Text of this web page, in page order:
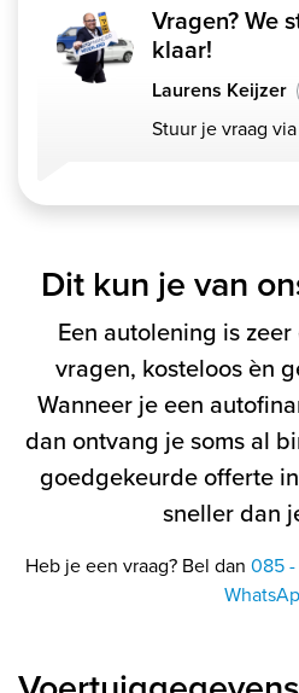
Vragen? We
klaar!
Laurens Keijzer
Stuur je vraag via
Dit kun je van
Een autolening is
vragen, kosteloos èn
Wanneer je een
dan ontvang je soms al
goedgekeurde offerte
sneller dan
Heb je een vraag? Bel dan 085 -